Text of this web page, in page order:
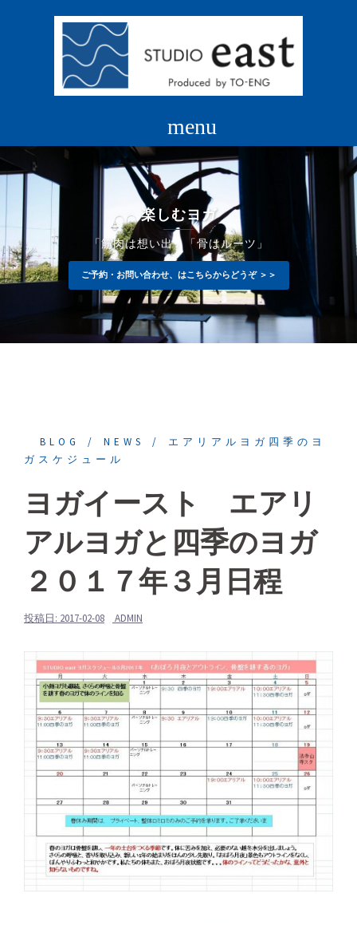
キ
楽しむヨガ
「筋肉は想い出」「骨はルーツ」
ご予約・お問い合わせ、はこちらからどうぞ ＞＞
BLOG NEWS
エアリアルヨガ四季のヨ
ガスケジュール
ヨガイースト エアリ
アルヨガと四季のヨガ
２０１７年３月日程
投稿日: 2017-02-08 ADMIN